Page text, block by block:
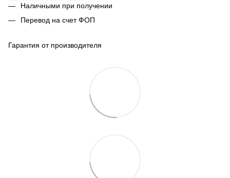
Наличными при получении
Перевод на счет ФОП
Гарантия от производителя